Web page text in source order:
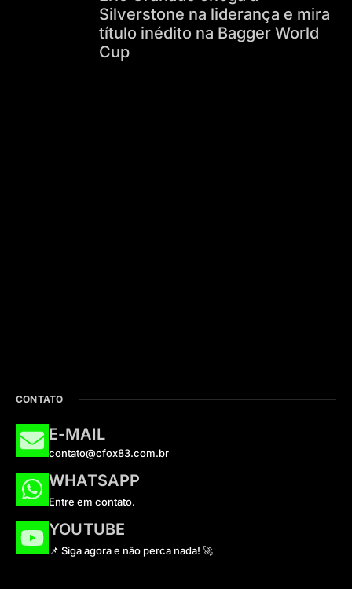
Silverstone na liderança e mira
título inédito na Bagger World
Cup
CONTATO
E-MAIL
contato@cfox83.com.br
WHATSAPP
Entre em contato.
YOUTUBE
📌 Siga agora e não perca nada! 🚀